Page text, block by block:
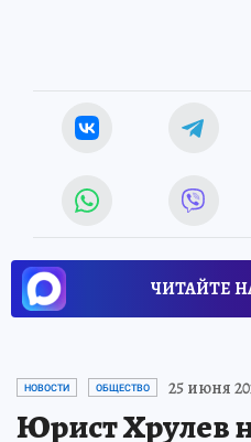
НОВОСТИ ОБЩЕСТВО 25 июня